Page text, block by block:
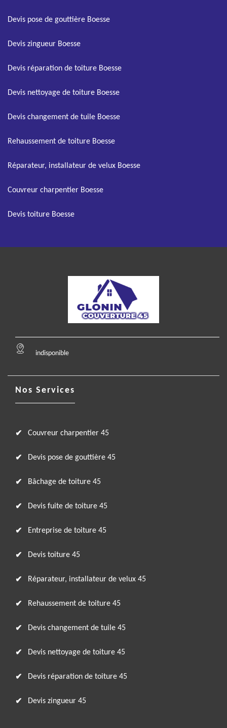
Devis pose de gouttière Boesse
Devis zingueur Boesse
Devis réparation de toiture Boesse
Devis nettoyage de toiture Boesse
Devis changement de tuile Boesse
Rehaussement de toiture Boesse
Réparateur, installateur de velux Boesse
Couvreur charpentier Boesse
Devis toiture Boesse
indisponible
Nos Services
Couvreur charpentier 45
Devis pose de gouttière 45
Bâchage de toiture 45
Devis fuite de toiture 45
Entreprise de toiture 45
Devis toiture 45
Réparateur, installateur de velux 45
Rehaussement de toiture 45
Devis changement de tuile 45
Devis nettoyage de toiture 45
Devis réparation de toiture 45
Devis zingueur 45